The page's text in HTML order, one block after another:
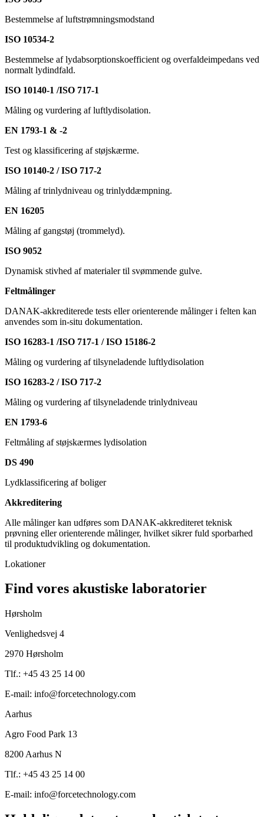
Bestemmelse af luftstrømningsmodstand
ISO 10534-2
Bestemmelse af lydabsorptionskoefficient og overfaldeimpedans ved
normalt lydindfald.
ISO 10140-1 /ISO 717-1
Måling og vurdering af luftlydisolation.
EN 1793-1 & -2
Test og klassificering af støjskærme.
ISO 10140-2 / ISO 717-2
Måling af trinlydniveau og trinlyddæmpning.
EN 16205
Måling af gangstøj (trommelyd).
ISO 9052
Dynamisk stivhed af materialer til svømmende gulve.
Feltmålinger
DANAK-akkrediterede tests eller orienterende målinger i felten kan
anvendes som in-situ dokumentation.
ISO 16283-1 /ISO 717-1 / ISO 15186-2
Måling og vurdering af tilsyneladende luftlydisolation
ISO 16283-2 / ISO 717-2
Måling og vurdering af tilsyneladende trinlydniveau
EN 1793-6
Feltmåling af støjskærmes lydisolation
DS 490
Lydklassificering af boliger
Akkreditering
Alle målinger kan udføres som DANAK-akkrediteret teknisk
prøvning eller orienterende målinger, hvilket sikrer fuld sporbarhed
til produktudvikling og dokumentation.
Lokationer
Find vores akustiske laboratorier
Hørsholm
Venlighedsvej 4
2970 Hørsholm
Tlf.: +45 43 25 14 00
E-mail: info@forcetechnology.com
Aarhus
Agro Food Park 13
8200 Aarhus N
Tlf.: +45 43 25 14 00
E-mail: info@forcetechnology.com